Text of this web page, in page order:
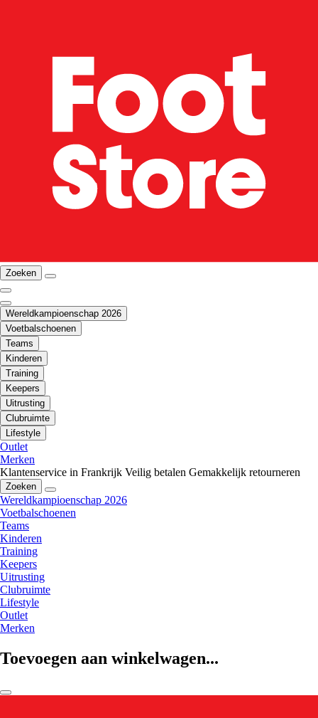
Zoeken
Wereldkampioenschap 2026
Voetbalschoenen
Teams
Kinderen
Training
Keepers
Uitrusting
Clubruimte
Lifestyle
Outlet
Merken
Klantenservice in Frankrijk Veilig betalen Gemakkelijk retourneren
Zoeken
Wereldkampioenschap 2026
Voetbalschoenen
Teams
Kinderen
Training
Keepers
Uitrusting
Clubruimte
Lifestyle
Outlet
Merken
Toevoegen aan winkelwagen...